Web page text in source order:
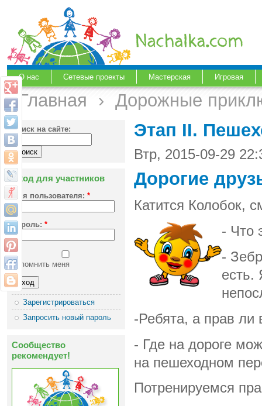
О нас Сетевые проекты Мастерская Игровая
Главная › Дорожные
Поиск на сайте:
Вход для участников
Имя пользователя: *
Пароль: *
Запомнить меня
Зарегистрироваться
Запросить новый пароль
Сообщество
рекомендует!
Этап II.
Втр, 2015-09-29
Дорогие
Катится Колобок,
- Что
-
есть.
-Ребята, а прав ли
- Где на дороге
на пешеходном
Потренируемся